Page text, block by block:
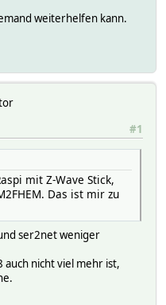
weiterhelfen kann.
#1
mit Z-Wave Stick,
Das ist mir zu
ser2net weniger
auch nicht viel mehr ist,